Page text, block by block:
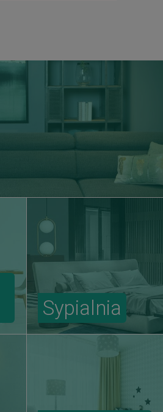
Sypialnia